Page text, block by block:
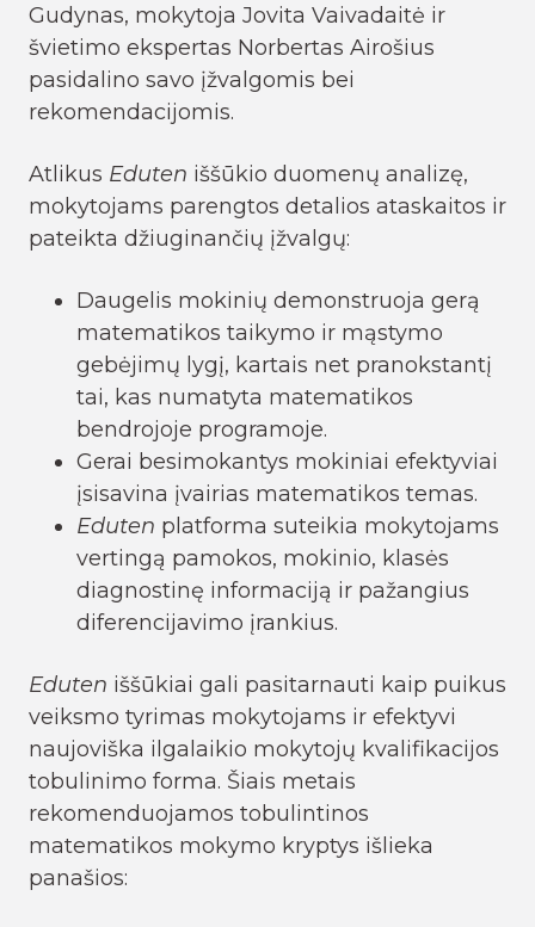
Gudynas, mokytoja Jovita Vaivadaitė ir
švietimo ekspertas Norbertas Airošius
pasidalino savo įžvalgomis bei
rekomendacijomis.
Atlikus Eduten iššūkio duomenų analizę,
mokytojams parengtos detalios ataskaitos ir
pateikta džiuginančių įžvalgų:
Daugelis mokinių demonstruoja gerą
matematikos taikymo ir mąstymo
gebėjimų lygį, kartais net pranokstantį
tai, kas numatyta matematikos
bendrojoje programoje.
Gerai besimokantys mokiniai efektyviai
įsisavina įvairias matematikos temas.
Eduten platforma suteikia mokytojams
vertingą pamokos, mokinio, klasės
diagnostinę informaciją ir pažangius
diferencijavimo įrankius.
Eduten iššūkiai gali pasitarnauti kaip puikus
veiksmo tyrimas mokytojams ir efektyvi
naujoviška ilgalaikio mokytojų kvalifikacijos
tobulinimo forma. Šiais metais
rekomenduojamos tobulintinos
matematikos mokymo kryptys išlieka
panašios: